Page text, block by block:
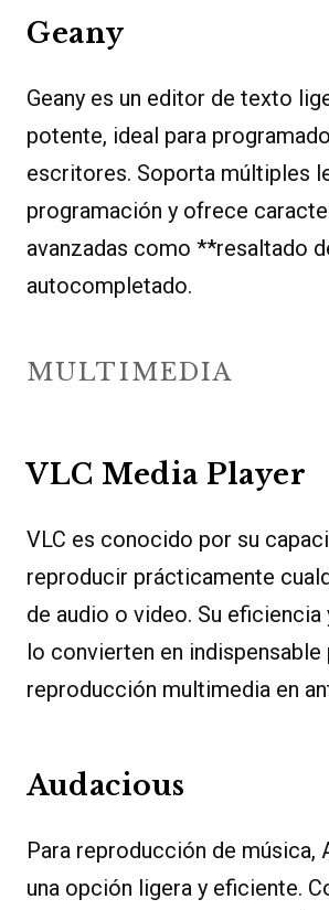
Geany
Geany es un editor de texto
potente, ideal para
escritores. Soporta múltiples
programación y ofrece
avanzadas como **resaltado
autocompletado.
MULTIMEDIA
VLC Media Player
VLC es conocido por su
reproducir prácticamente
de audio o video. Su eficiencia
lo convierten en indispensable
reproducción multimedia en
Audacious
Para reproducción de música,
una opción ligera y eficiente.